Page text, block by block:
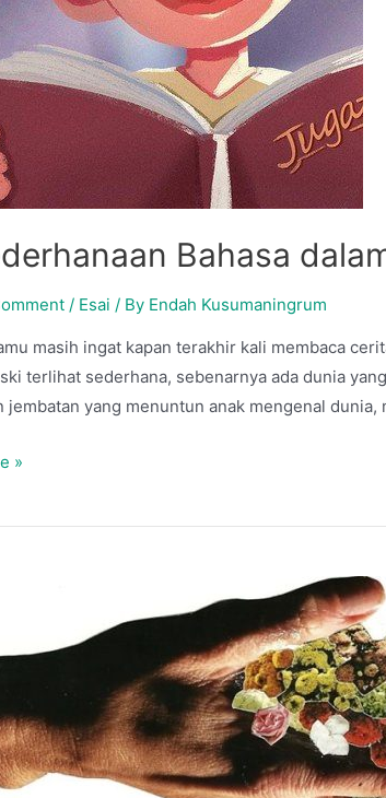
Bahasa
/ Esai / By Endah Kusumaningrum
masih ingat kapan terakhir kali membaca
terlihat sederhana, sebenarnya ada dunia
jembatan yang menuntun anak mengenal dunia,
»